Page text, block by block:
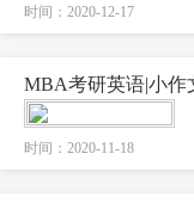
时间：2020-12-17
MBA考研英语|小作
时间：2020-11-18